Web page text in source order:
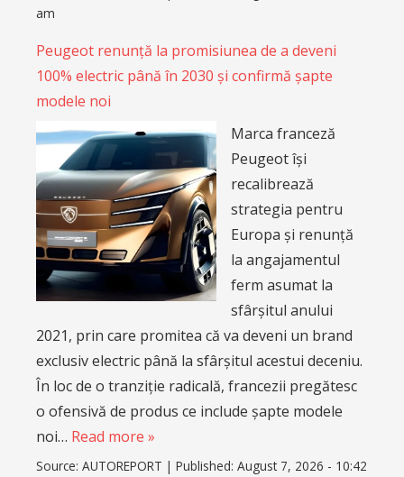
am
Peugeot renunță la promisiunea de a deveni
100% electric până în 2030 și confirmă șapte
modele noi
Marca franceză
Peugeot își
recalibrează
strategia pentru
Europa și renunță
la angajamentul
ferm asumat la
sfârșitul anului
2021, prin care promitea că va deveni un brand
exclusiv electric până la sfârșitul acestui deceniu.
În loc de o tranziție radicală, francezii pregătesc
o ofensivă de produs ce include șapte modele
noi… Read more »
Source: AUTOREPORT | Published: August 7, 2026 - 10:42